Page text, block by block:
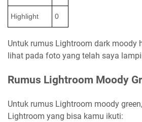
Highlight 0
Untuk rumus Lightroom dark moody
lihat pada foto yang telah saya
Rumus Lightroom Moody
Untuk rumus Lightroom moody
Lightroom yang bisa kamu ikuti: